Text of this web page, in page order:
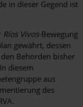
in dieser Gegend ist
Ríos Vivos-Bewegung
gewährt, dessen
Behörden bisher
diesem
aus
des